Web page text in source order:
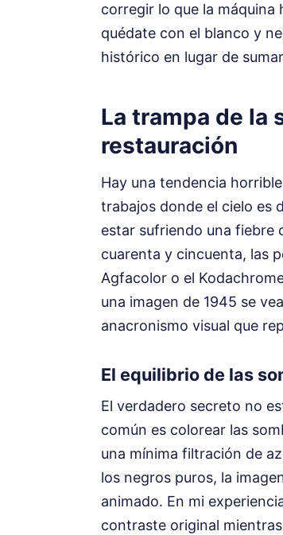
corregir lo que la máquina
quédate con el blanco y
histórico en lugar de
La trampa de la
restauración
Hay una tendencia
trabajos donde el cielo es
estar sufriendo una fiebre
cuarenta y cincuenta, las
Agfacolor o el
una imagen de 1945 se
anacronismo visual que
El equilibrio de las
El verdadero secreto no
común es colorear las
una mínima filtración de
los negros puros, la
animado. En mi
contraste original